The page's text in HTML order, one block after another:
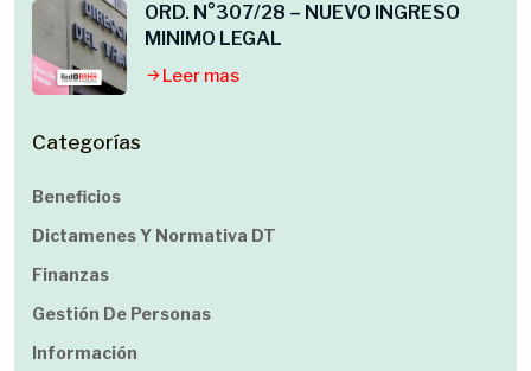
ORD. N°307/28 – NUEVO INGRESO
MINIMO LEGAL
Leer mas
Categorías
Beneficios
Dictamenes Y Normativa DT
Finanzas
Gestión De Personas
Información